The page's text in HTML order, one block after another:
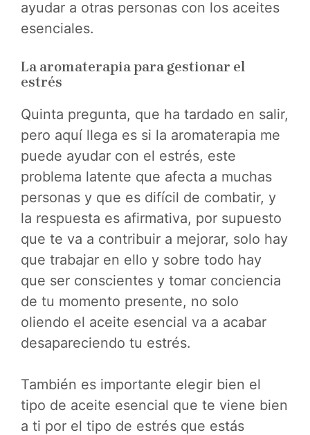
ayudar a otras personas con los aceites
esenciales.
La aromaterapia para gestionar el
estrés
Quinta pregunta, que ha tardado en salir,
pero aquí llega es si la aromaterapia me
puede ayudar con el estrés, este
problema latente que afecta a muchas
personas y que es difícil de combatir, y
la respuesta es afirmativa, por supuesto
que te va a contribuir a mejorar, solo hay
que trabajar en ello y sobre todo hay
que ser conscientes y tomar conciencia
de tu momento presente, no solo
oliendo el aceite esencial va a acabar
desapareciendo tu estrés.
También es importante elegir bien el
tipo de aceite esencial que te viene bien
a ti por el tipo de estrés que estás